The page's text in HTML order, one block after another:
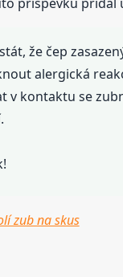
že čep
alergická
v kontaktu se
zub na skus